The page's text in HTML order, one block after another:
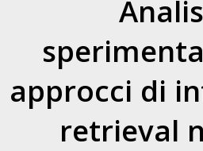
approcci di
retrieval